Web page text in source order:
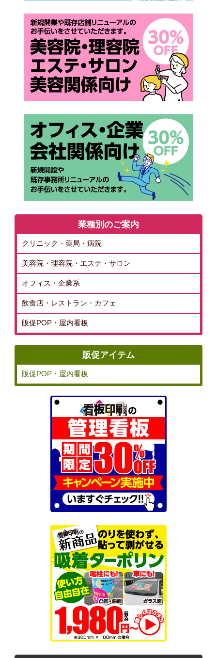
業種別のご案内
クリニック・薬局・病院
美容院・理容院・エステ・サロン
オフィス・企業系
飲食店・レストラン・カフェ
販促POP・屋内看板
販促アイテム
販促POP・屋内看板